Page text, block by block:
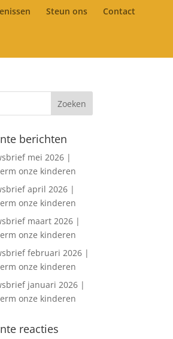
Steun ons Contact
berichten
mei 2026 |
onze kinderen
april 2026 |
onze kinderen
maart 2026 |
onze kinderen
februari 2026 |
onze kinderen
januari 2026 |
onze kinderen
reacties